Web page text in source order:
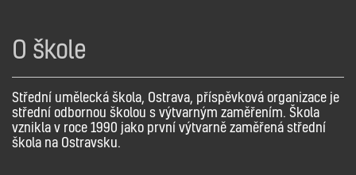
O škole
Střední umělecká škola, Ostrava, příspěvková organizace je
střední odbornou školou s výtvarným zaměřením. Škola
vznikla v roce 1990 jako první výtvarně zaměřená střední
škola na Ostravsku.